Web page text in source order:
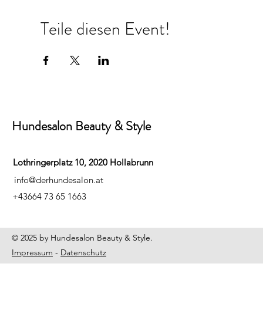
Teile diesen Event!
Hundesalon Beauty & Style
Lothringerplatz 10, 2020 Hollabrunn
info@derhundesalon.at
+43664 73 65 1663
© 2025 by Hundesalon Beauty & Style.
Impressum - Datenschutz